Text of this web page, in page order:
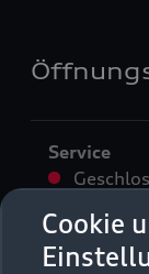
Cookie
Service
Montag -